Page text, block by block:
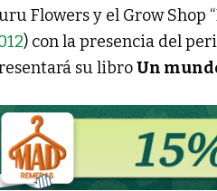
Flowers y el Grow Shop
) con la presencia del
su libroUn